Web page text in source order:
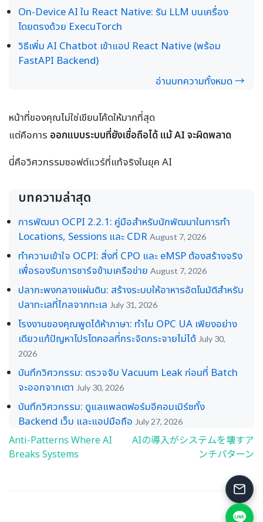
On-Device AI ใน React Native: รัน LLM บนเครื่อง
โดยตรงด้วย ExecuTorch
วิธีเพิ่ม AI Chatbot เข้าแอป React Native (พร้อม
FastAPI Backend)
อ่านบทความทั้งหมด →
หน้าที่ของคุณไม่ใช่เขียนโค้ดให้มากที่สุด
แต่คือการ ออกแบบระบบที่ยังเชื่อถือได้ แม้ AI จะผิดพลาด
นี่คือวิศวกรรมซอฟต์แวร์ที่แท้จริงในยุค AI
บทความล่าสุด
การพัฒนา OCPI 2.2.1: คู่มือสำหรับนักพัฒนาในการทำ
Locations, Sessions และ CDR August 7, 2026
ทำความเข้าใจ OCPI: สิ่งที่ CPO และ eMSP ต้องสร้างจริง
เพื่อรองรับการชาร์จข้ามเครือข่าย August 7, 2026
ปลากะพงกลางแผ่นดิน: สร้างระบบให้อาหารอัตโนมัติสำหรับ
ปลาทะเลที่ไกลจากทะเล July 31, 2026
โรงงานของคุณพูดได้ห้าภาษา: ทำไม OPC UA เพียงอย่าง
เดียวแก้ปัญหาโปรโตคอลที่กระจัดกระจายไม่ได้ July 30,
2026
บันทึกวิศวกรรม: ตรวจจับ Vacuum Leak ก่อนที่ Batch
จะออกจากเตา July 30, 2026
บันทึกวิศวกรรม: ดูแลแพลตฟอร์มอีคอมเมิร์ซทั้ง
Backend เว็บ และแอปมือถือ July 27, 2026
Post
Anti‑Patterns Where AI
Breaks Systems
AIの導入がシステムを壊すア
ンチパターン